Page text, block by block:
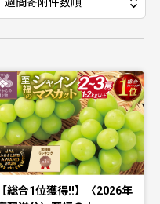
【総合1位獲得!!】〈2026年